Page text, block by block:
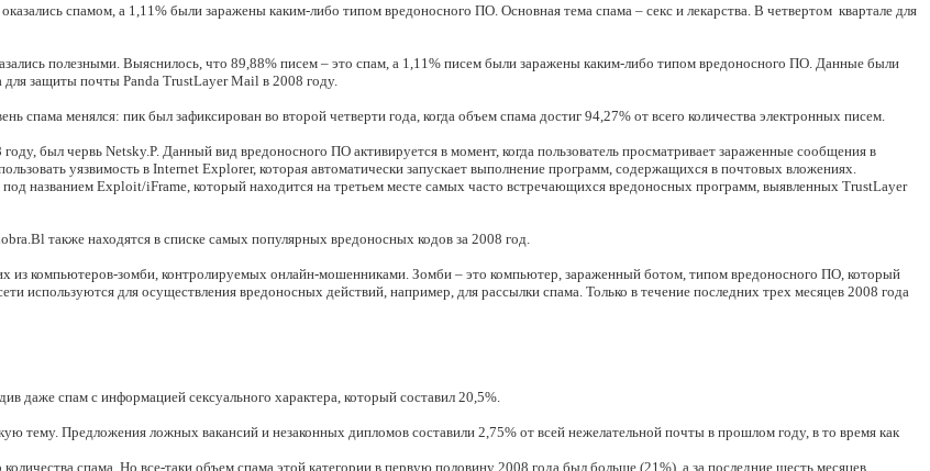
спамом, а 1,11% были заражены каким-либо типом вредоносного ПО. Основная тема спама – секс и лекарства. В четвертом квартале для
полезными. Выяснилось, что 89,88% писем – это спам, а 1,11% писем были заражены каким-либо типом вредоносного ПО. Данные были
защиты почты Panda TrustLayer Mail в 2008 году.
спама менялся: пик был зафиксирован во второй четверти года, когда объем спама достиг 94,27% от всего количества электронных писем.
был червь Netsky.P. Данный вид вредоносного ПО активируется в момент, когда пользователь просматривает зараженные сообщения в
уязвимость в Internet Explorer, которая автоматически запускает выполнение программ, содержащихся в почтовых вложениях.
названием Exploit/iFrame, который находится на третьем месте самых часто встречающихся вредоносных программ, выявленных TrustLayer
также находятся в списке самых популярных вредоносных кодов за 2008 год.
из компьютеров-зомби, контролируемых онлайн-мошенниками. Зомби – это компьютер, зараженный ботом, типом вредоносного ПО, который
используются для осуществления вредоносных действий, например, для рассылки спама. Только в течение последних трех месяцев 2008 года
даже спам с информацией сексуального характера, который составил 20,5%.
тему. Предложения ложных вакансий и незаконных дипломов составили 2,75% от всей нежелательной почты в прошлом году, в то время как
спама. Но все-таки объем спама этой категории в первую половину 2008 года был больше (21%), а за последние шесть месяцев